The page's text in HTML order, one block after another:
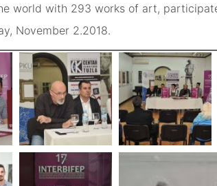
world with 293 works of art,
November 2.2018.